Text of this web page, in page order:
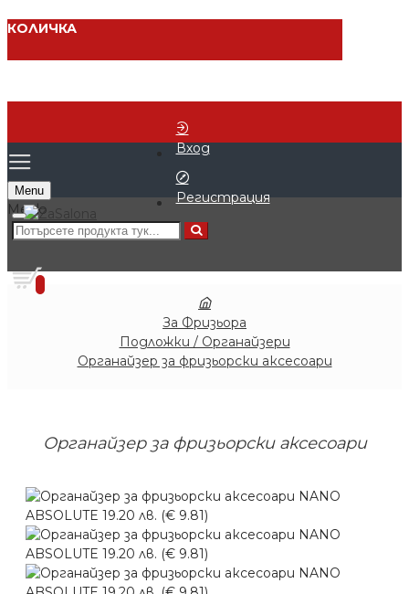
КОЛИЧКА
Вход
Регистрация
Menu
0
За Фризьора
Подложки / Органайзери
Органайзер за фризьорски аксесоари
Органайзер за фризьорски аксесоари